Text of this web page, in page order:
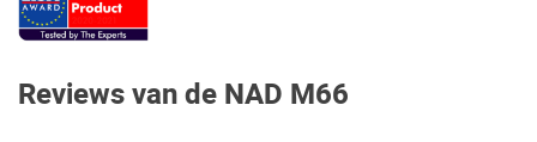
Reviews van de NAD M66